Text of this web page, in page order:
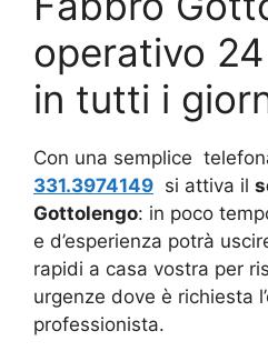
operativo
in tutti i
Con una semplice
331.3974149 si attiva il
Gottolengo: in poco
e d’esperienza potrà
rapidi a casa vostra per
urgenze dove è richiesta
professionista.